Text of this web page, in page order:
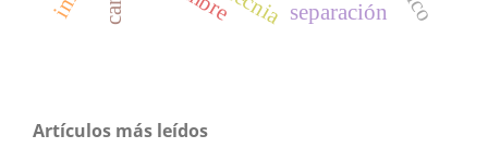
separación
Artículos más leídos